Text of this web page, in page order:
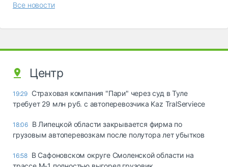
Все новости
Центр
19:29 Страховая компания "Пари" через суд в Туле
требует 29 млн руб. с автоперевозчика Kaz TralServiece
18:06 В Липецкой области закрывается фирма по
грузовым автоперевозкам после полутора лет убытков
16:58 В Сафоновском округе Смоленской области на